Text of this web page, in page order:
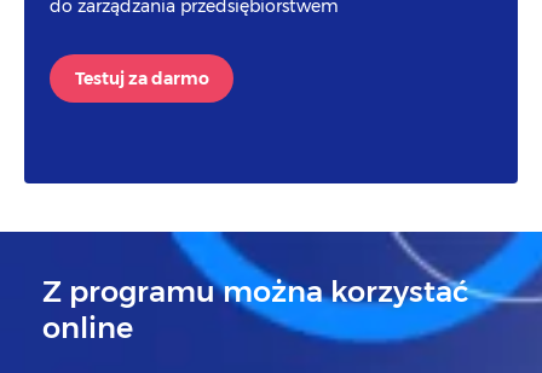
do zarządzania przedsiębiorstwem
Testuj za darmo
Z programu można korzystać
online